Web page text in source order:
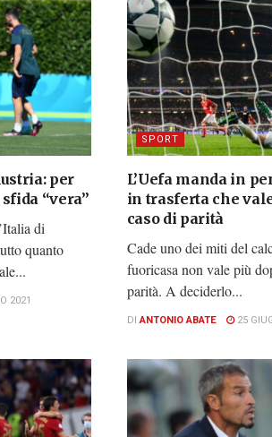
per
“vera”
di
quanto
2021
SPORT
L’Uefa manda in
in trasferta che
caso di parità
Cade uno dei miti del
fuoricasa non vale più
parità. A deciderlo...
DI ANTONIO ABATE 25